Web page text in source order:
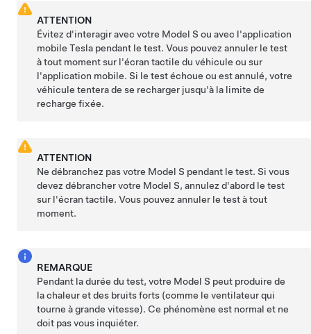
ATTENTION
Évitez d'interagir avec votre Model S ou avec l'application
mobile Tesla pendant le test. Vous pouvez annuler le test
à tout moment sur l'écran tactile du véhicule ou sur
l'application mobile. Si le test échoue ou est annulé, votre
véhicule tentera de se recharger jusqu'à la limite de
recharge fixée.
ATTENTION
Ne débranchez pas votre Model S pendant le test. Si vous
devez débrancher votre Model S, annulez d'abord le test
sur l'écran tactile. Vous pouvez annuler le test à tout
moment.
REMARQUE
Pendant la durée du test, votre Model S peut produire de
la chaleur et des bruits forts (comme le ventilateur qui
tourne à grande vitesse). Ce phénomène est normal et ne
doit pas vous inquiéter.